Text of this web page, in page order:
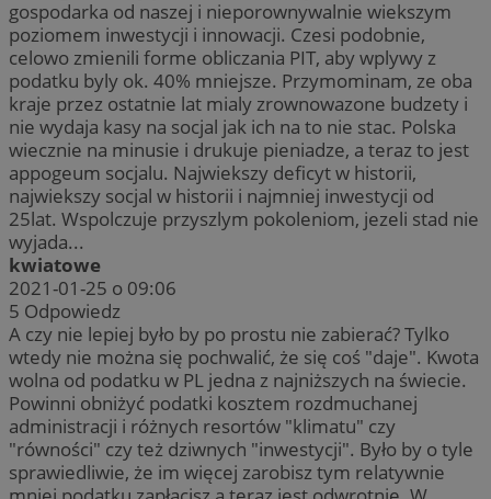
gospodarka od naszej i nieporownywalnie wiekszym
poziomem inwestycji i innowacji. Czesi podobnie,
celowo zmienili forme obliczania PIT, aby wplywy z
podatku byly ok. 40% mniejsze. Przymominam, ze oba
kraje przez ostatnie lat mialy zrownowazone budzety i
nie wydaja kasy na socjal jak ich na to nie stac. Polska
wiecznie na minusie i drukuje pieniadze, a teraz to jest
appogeum socjalu. Najwiekszy deficyt w historii,
najwiekszy socjal w historii i najmniej inwestycji od
25lat. Wspolczuje przyszlym pokoleniom, jezeli stad nie
wyjada...
kwiatowe
2021-01-25 o 09:06
5 Odpowiedz
A czy nie lepiej było by po prostu nie zabierać? Tylko
wtedy nie można się pochwalić, że się coś "daje". Kwota
wolna od podatku w PL jedna z najniższych na świecie.
Powinni obniżyć podatki kosztem rozdmuchanej
administracji i różnych resortów "klimatu" czy
"równości" czy też dziwnych "inwestycji". Było by o tyle
sprawiedliwie, że im więcej zarobisz tym relatywnie